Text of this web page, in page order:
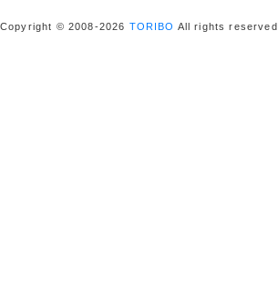
Copyright © 2008-2026 TORIBO All rights reserved.